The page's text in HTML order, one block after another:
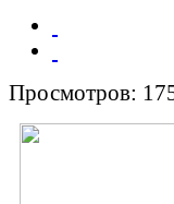
Просмотров: